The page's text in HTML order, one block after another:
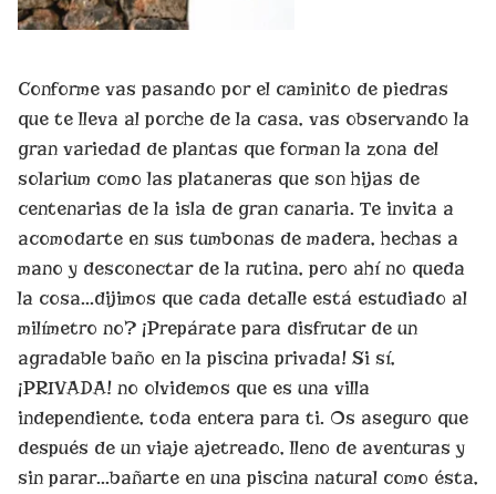
Conforme vas pasando por el caminito de piedras
que te lleva al porche de la casa, vas observando la
gran variedad de plantas que forman la zona del
solarium como las plataneras que son hijas de
centenarias de la isla de gran canaria. Te invita a
acomodarte en sus tumbonas de madera, hechas a
mano y desconectar de la rutina, pero ahí no queda
la cosa…dijimos que cada detalle está estudiado al
milímetro no? ¡Prepárate para disfrutar de un
agradable baño en la piscina privada! Si sí,
¡PRIVADA! no olvidemos que es una villa
independiente, toda entera para ti. Os aseguro que
después de un viaje ajetreado, lleno de aventuras y
sin parar…bañarte en una piscina natural como ésta,